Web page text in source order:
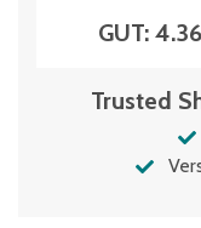
GUT: 4.36
Trusted